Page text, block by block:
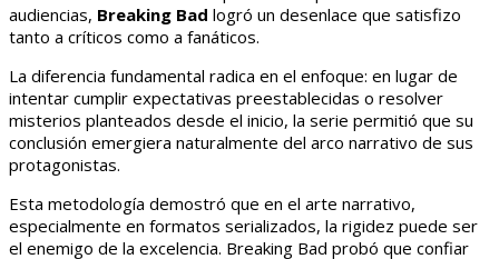
audiencias, Breaking Bad logró un desenlace que satisfizo
tanto a críticos como a fanáticos.
La diferencia fundamental radica en el enfoque: en lugar de
intentar cumplir expectativas preestablecidas o resolver
misterios planteados desde el inicio, la serie permitió que su
conclusión emergiera naturalmente del arco narrativo de sus
protagonistas.
Esta metodología demostró que en el arte narrativo,
especialmente en formatos serializados, la rigidez puede ser
el enemigo de la excelencia. Breaking Bad probó que confiar